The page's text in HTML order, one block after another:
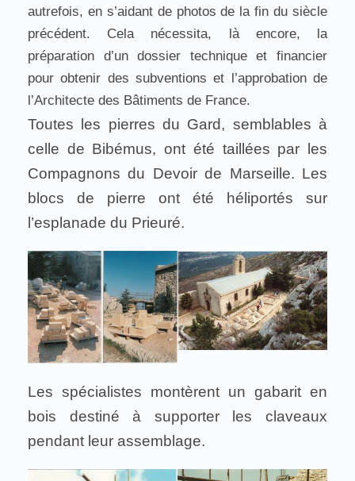
autrefois, en s’aidant de photos de la fin du siècle
précédent. Cela nécessita, là encore, la
préparation d’un dossier technique et financier
pour obtenir des subventions et l’approbation de
l’Architecte des Bâtiments de France.
Toutes les pierres du Gard, semblables à
celle de Bibémus, ont été taillées par les
Compagnons du Devoir de Marseille. Les
blocs de pierre ont été héliportés sur
l’esplanade du Prieuré.
Les spécialistes montèrent un gabarit en
bois destiné à supporter les claveaux
pendant leur assemblage.